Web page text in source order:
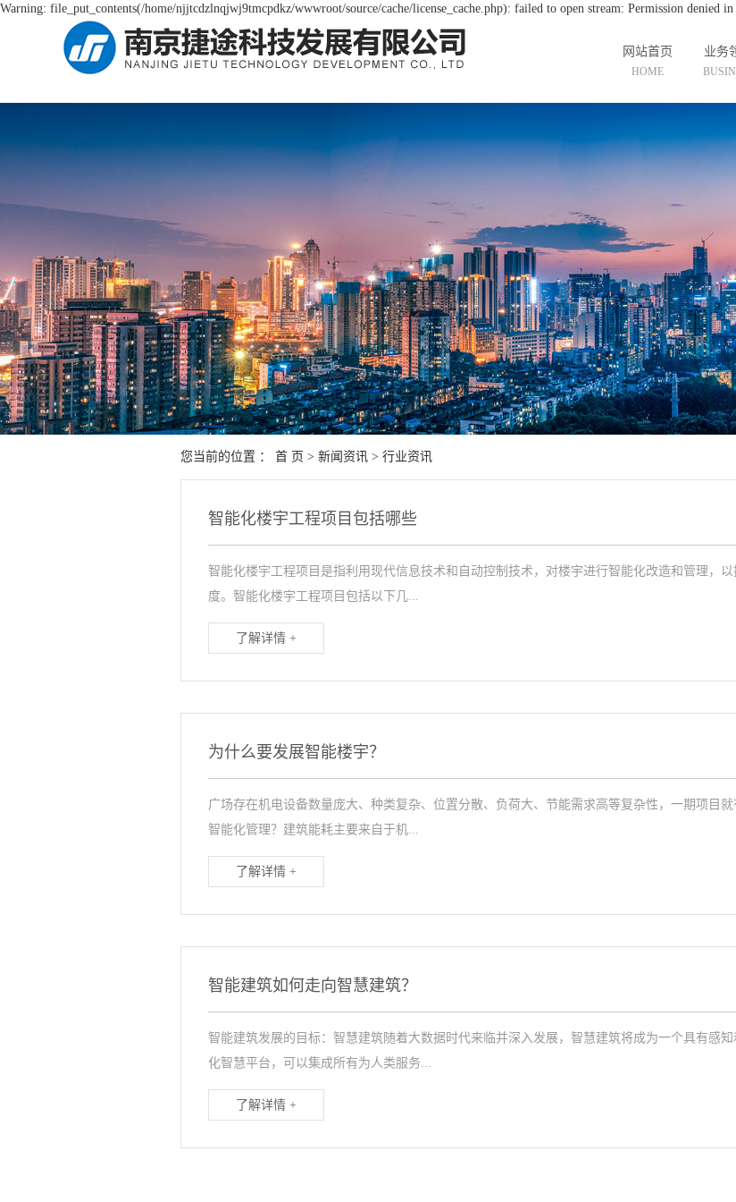
Warning: file_put_contents(/home/njjtcdzlnqjwj9tmcpdkz/wwwroot/source/cache/license_cache.php): failed to open stream: Permission
网站首页
HOME
业务
您当前的位置 ： 首 页 > 新闻资讯> 行业资讯
智能化楼宇工程项目包括哪些
智能化楼宇工程项目是指利用现代信息技术和自动控制技术，对楼宇进行智能化改造和管理，
度。智能化楼宇工程项目包括以下几...
了解详情 +
为什么要发展智能楼宇？
广场存在机电设备数量庞大、种类复杂、位置分散、负荷大、节能需求高等复杂性，一期项目
智能化管理？建筑能耗主要来自于机...
了解详情 +
智能建筑如何走向智慧建筑？
智能建筑发展的目标：智慧建筑随着大数据时代来临并深入发展，智慧建筑将成为一个具有感
化智慧平台，可以集成所有为人类服务...
了解详情 +